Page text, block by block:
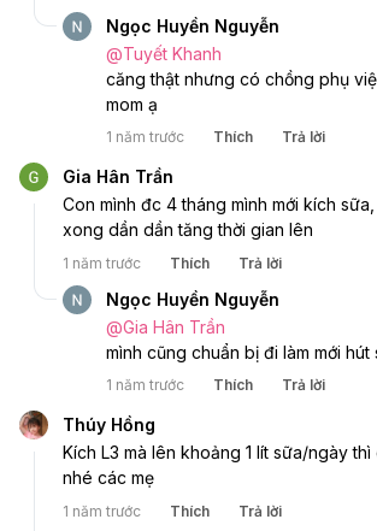
Ngọc Huyền Nguyễn
@Tuyết Khanh
căng thật nhưng có chồng phụ
mom ạ
1 năm trước Thích Trả lời
Gia Hân Trần
Con mình đc 4 tháng mình mới kích
xong dần dần tăng thời gian lên
1 năm trước Thích Trả lời
Ngọc Huyền Nguyễn
@Gia Hân Trần
mình cũng chuẩn bị đi làm mới hút
1 năm trước Thích Trả lời
Thúy Hồng
Kích L3 mà lên khoảng 1 lít sữa/ngày
nhé các mẹ
1 năm trước Thích Trả lời